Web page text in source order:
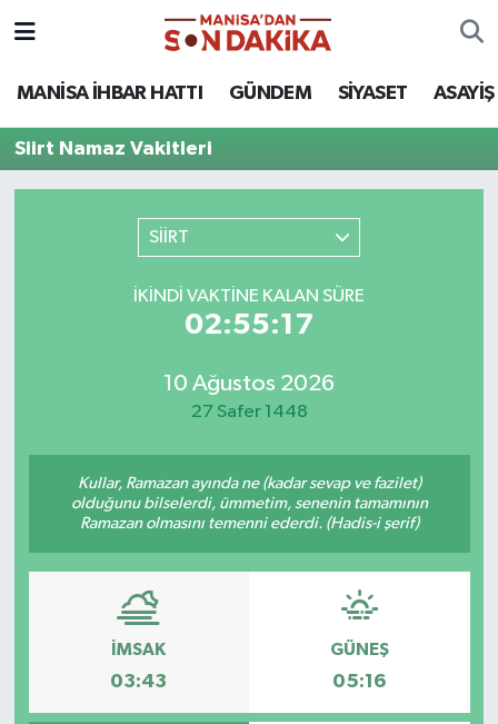
MANİSA İHBAR HATTI GÜNDEM SİYASET ASAYİŞ
Siirt Namaz Vakitleri
SİİRT
İKINDI VAKTINE KALAN SÜRE
02:55:17
10 Ağustos 2026
27 Safer 1448
Kullar, Ramazan ayında ne (kadar sevap ve fazilet)
olduğunu bilselerdi, ümmetim, senenin tamamının
Ramazan olmasını temenni ederdi. (Hadis-i şerif)
İMSAK
03:43
GÜNEŞ
05:16
ASAYİŞ
GÜNDEM
MAGAZİN
MANİSA'DA TRAFİK
YAŞAM
İLETİŞİM
Hava Durumu
Trafik Durumu
Tüm Manşetler
Son Dakika Haberleri